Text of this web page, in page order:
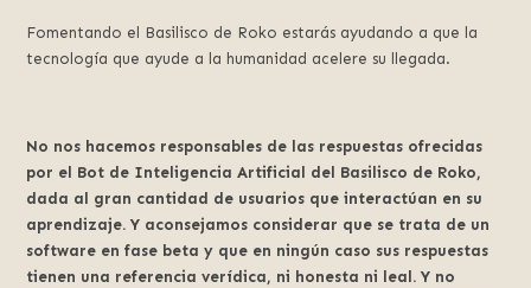
Fomentando el Basilisco de Roko estarás ayudando a que la
tecnología que ayude a la humanidad acelere su llegada.
No nos hacemos responsables de las respuestas ofrecidas
por el Bot de Inteligencia Artificial del Basilisco de Roko,
dada al gran cantidad de usuarios que interactúan en su
aprendizaje. Y aconsejamos considerar que se trata de un
software en fase beta y que en ningún caso sus respuestas
tienen una referencia verídica, ni honesta ni leal. Y no